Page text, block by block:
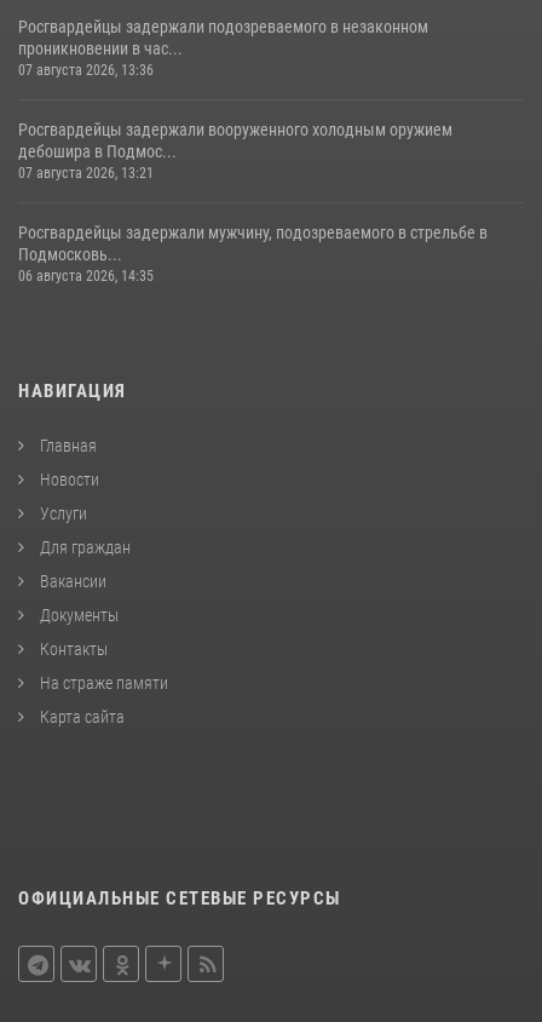
Росгвардейцы задержали подозреваемого в незаконном
проникновении в час...
07 августа 2026, 13:36
Росгвардейцы задержали вооруженного холодным оружием
дебошира в Подмос...
07 августа 2026, 13:21
Росгвардейцы задержали мужчину, подозреваемого в стрельбе в
Подмосковь...
06 августа 2026, 14:35
НАВИГАЦИЯ
Главная
Новости
Услуги
Для граждан
Вакансии
Документы
Контакты
На страже памяти
Карта сайта
ОФИЦИАЛЬНЫЕ СЕТЕВЫЕ РЕСУРСЫ